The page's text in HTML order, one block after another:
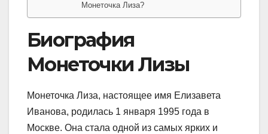
Монеточка Лиза?
Биография
Монеточки Лизы
Монеточка Лиза, настоящее имя Елизавета
Иванова, родилась 1 января 1995 года в
Москве. Она стала одной из самых ярких и